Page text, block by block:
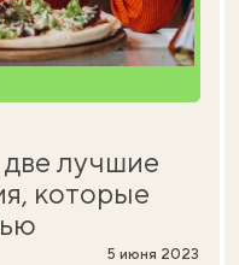
лучшие
которые
5 июня 2023